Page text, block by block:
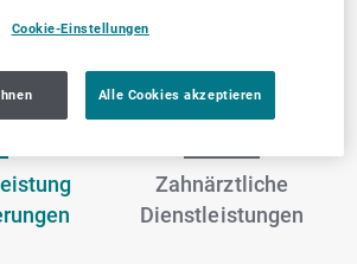
Zahnärztliche
Dienstleistungen
Cookie-Einstellungen
Alle Cookies akzeptieren